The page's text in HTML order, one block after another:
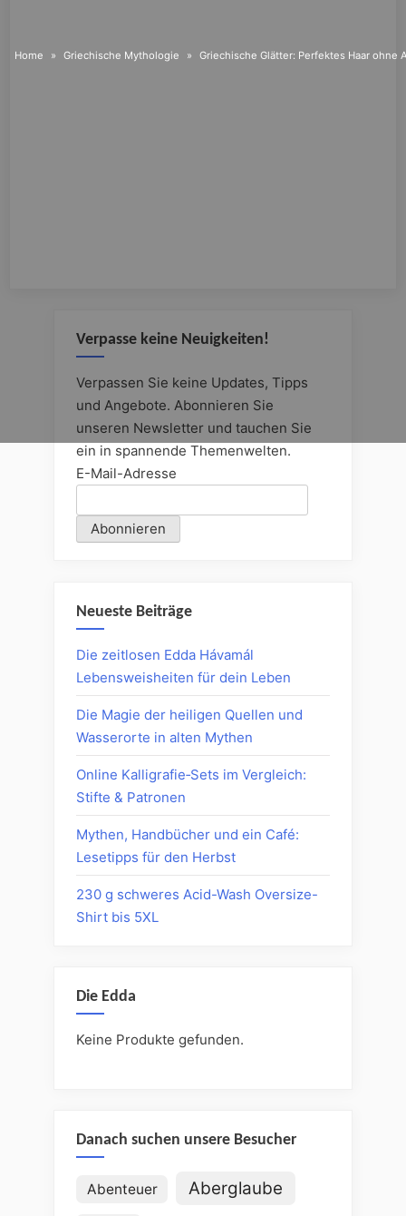
Home Griechische Mythologie Griechische Glätter: Perfektes Haar ohne
Verpasse keine Neuigkeiten!
Verpassen Sie keine Updates, Tipps
und Angebote. Abonnieren Sie
unseren Newsletter und tauchen Sie
ein in spannende Themenwelten.
E-Mail-Adresse
Neueste Beiträge
Die zeitlosen Edda Hávamál
Lebensweisheiten für dein Leben
Die Magie der heiligen Quellen und
Wasserorte in alten Mythen
Online Kalligrafie‑Sets im Vergleich:
Stifte & Patronen
Mythen, Handbücher und ein Café:
Lesetipps für den Herbst
230 g schweres Acid-Wash Oversize-
Shirt bis 5XL
Die Edda
Keine Produkte gefunden.
Danach suchen unsere Besucher
Abenteuer Aberglaube